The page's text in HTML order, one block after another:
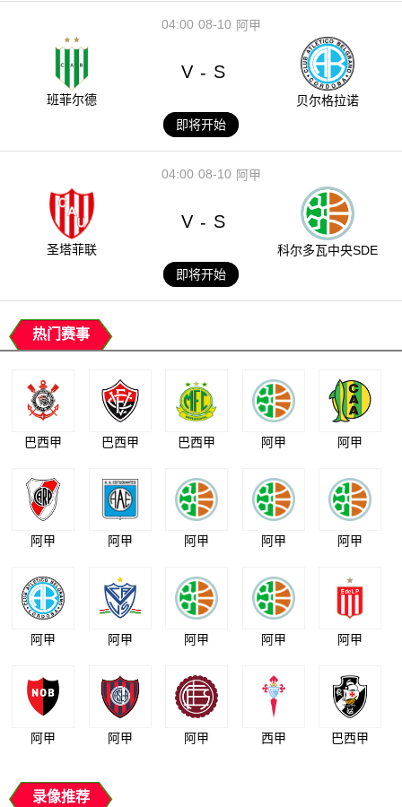
08-10
04:00 阿甲
班菲尔德
V - S
贝尔格拉诺
即将开始
08-10
04:00 阿甲
圣塔菲联
V - S
科尔多瓦中央SDE
即将开始
热门赛事
巴西甲 巴西甲 巴西甲 阿甲 阿甲
阿甲 阿甲 阿甲 阿甲 阿甲
阿甲 阿甲 阿甲 阿甲 阿甲
阿甲 阿甲 阿甲 西甲 巴西甲
录像推荐